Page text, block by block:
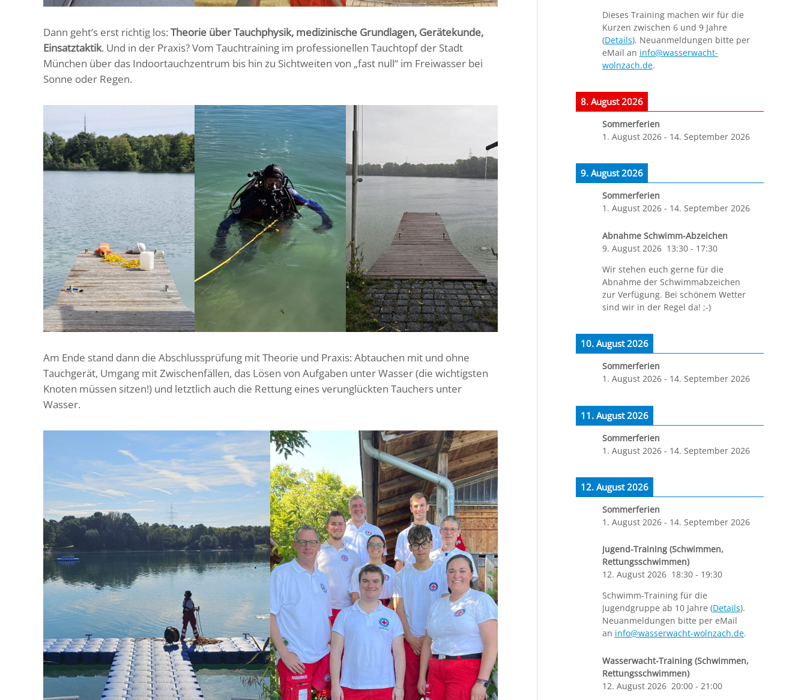
Dann geht’s erst richtig los: Theorie über Tauchphysik, medizinische Grundlagen, Gerätekunde,
Einsatztaktik. Und in der Praxis? Vom Tauchtraining im professionellen Tauchtopf der Stadt
München über das Indoortauchzentrum bis hin zu Sichtweiten von „fast null“ im Freiwasser bei
Sonne oder Regen.
Am Ende stand dann die Abschlussprüfung mit Theorie und Praxis: Abtauchen mit und ohne
Tauchgerät, Umgang mit Zwischenfällen, das Lösen von Aufgaben unter Wasser (die wichtigsten
Knoten müssen sitzen!) und letztlich auch die Rettung eines verunglückten Tauchers unter
Wasser.
Dieses Training machen wir für die
Kurzen zwischen 6 und 9 Jahre
(Details). Neuanmeldungen bitte per
eMail an info@wasserwacht-
wolnzach.de.
8. August 2026
Sommerferien
1. August 2026- 14. September 2026
9. August 2026
Sommerferien
1. August 2026- 14. September 2026
Abnahme Schwimm-Abzeichen
9. August 2026 13:30- 17:30
Wir stehen euch gerne für die
Abnahme der Schwimmabzeichen
zur Verfügung. Bei schönem Wetter
sind wir in der Regel da! ;-)
10. August 2026
Sommerferien
1. August 2026- 14. September 2026
11. August 2026
Sommerferien
1. August 2026- 14. September 2026
12. August 2026
Sommerferien
1. August 2026- 14. September 2026
Jugend-Training (Schwimmen,
Rettungsschwimmen)
12. August 2026 18:30- 19:30
Schwimm-Training für die
Jugendgruppe ab 10 Jahre (Details).
Neuanmeldungen bitte per eMail
an info@wasserwacht-wolnzach.de.
Wasserwacht-Training (Schwimmen,
Rettungsschwimmen)
12. August 2026 20:00- 21:00